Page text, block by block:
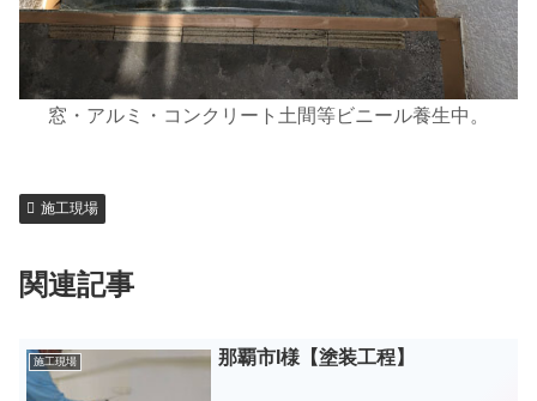
窓・アルミ・コンクリート土間等ビニール養生中。
施工現場
関連記事
施工現場 那覇市I様【塗装工程】